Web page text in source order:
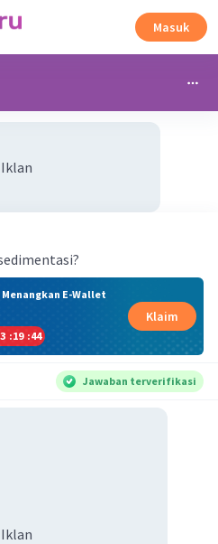
Masuk
Iklan
E-Wallet
:19 :44
Klaim
Jawaban terverifikasi
Iklan